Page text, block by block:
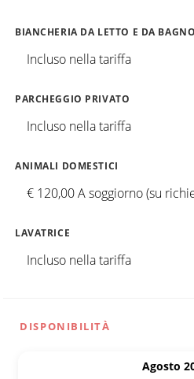
BIANCHERIA DA LETTO E DA BAGNO
Incluso nella tariffa
PARCHEGGIO PRIVATO
Incluso nella tariffa
ANIMALI DOMESTICI
€ 120,00 A soggiorno (su
LAVATRICE
Incluso nella tariffa
DISPONIBILITÀ
Agosto